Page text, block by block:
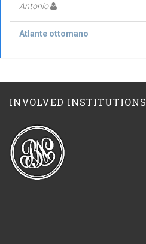
Antonio
Atlante ottomano
INVOLVED INSTITUTIONS